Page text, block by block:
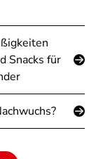
Snacks für